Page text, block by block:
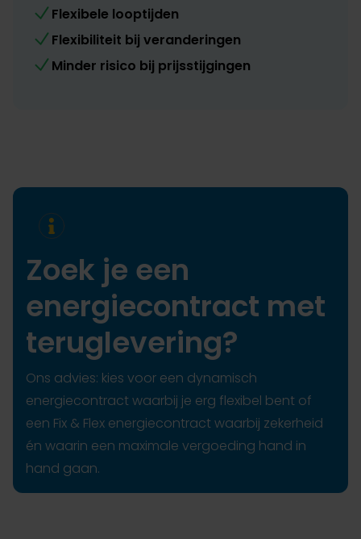
Flexibele looptijden
Flexibiliteit bij veranderingen
Minder risico bij prijsstijgingen
Zoek je een
energiecontract met
teruglevering?
Ons advies: kies voor een dynamisch
energiecontract waarbij je erg flexibel bent of
een Fix & Flex energiecontract waarbij zekerheid
én waarin een maximale vergoeding hand in
hand gaan.